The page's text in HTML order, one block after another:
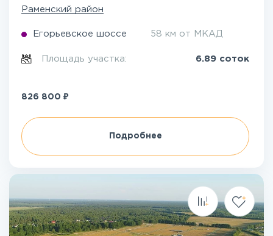
Раменский район
Егорьевское шоссе 58 км от МКАД
Площадь участка: 6.89 соток
826 800 ₽
Подробнее